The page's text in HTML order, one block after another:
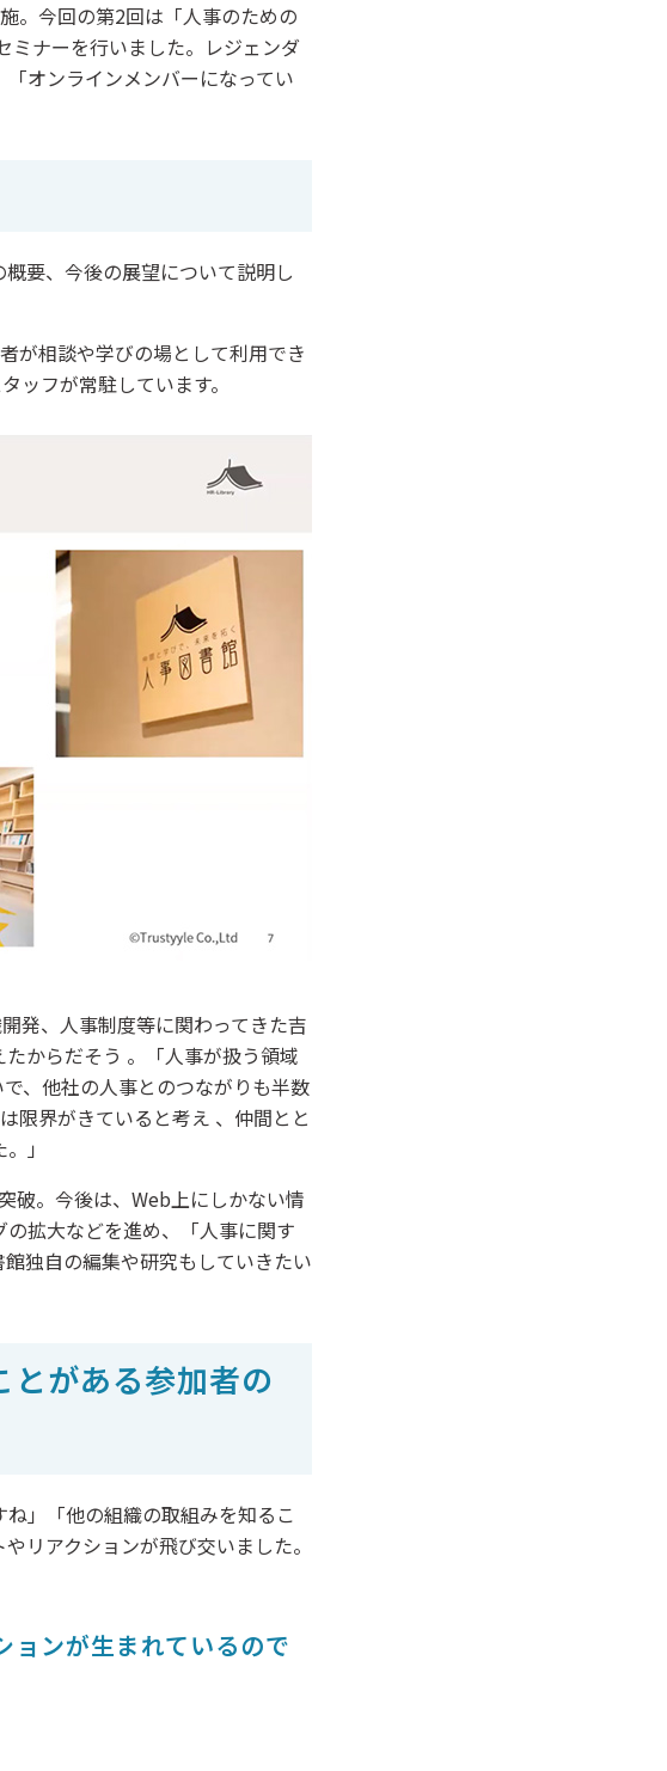
。今回の第2回は「人事のための
ミナーを行いました。レジェンダ
オンラインメンバーになってい
要、今後の展望について説明し
が相談や学びの場として利用でき
ッフが常駐しています。
発、人事制度等に関わってきた吉
からだそう 。「人事が扱う領域
、他社の人事とのつながりも半数
限界がきていると考え 、仲間とと
」
破。今後は、Web上にしかない情
拡大などを進め、「人事に関す
独自の編集や研究もしていきたい
とがある参加者の
」「他の組織の取組みを知るこ
リアクションが飛び交いました。
ョンが生まれているので